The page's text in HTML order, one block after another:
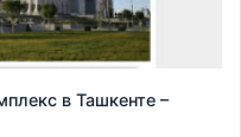
в Ташкенте –